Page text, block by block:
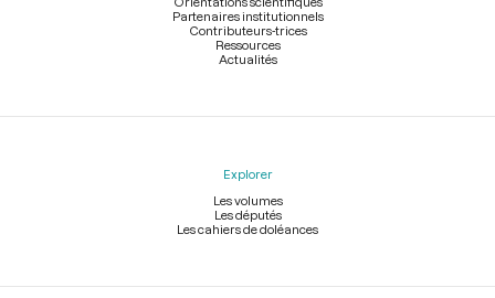
Partenaires institutionnels
Contributeurs-trices
Ressources
Actualités
Explorer
Les volumes
Les députés
Les cahiers de doléances